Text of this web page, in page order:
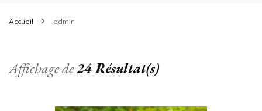
Accueil admin
Affichage de24 Résultat(s)